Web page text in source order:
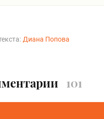
Диана Попова
101